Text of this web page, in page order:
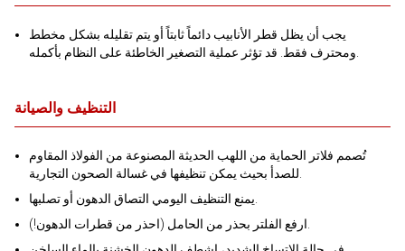
يجب أن يظل قطر الأنابيب دائماً ثابتاً أو يتم تقليله بشكل مخطط
التنظيف والصيانة
تُصمم فلاتر الحماية من اللهب الحديثة المصنوعة من الفولاذ المقاوم